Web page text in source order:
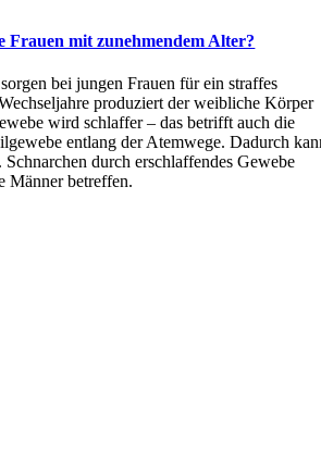
Frauen mit zunehmendem Alter?
bei jungen Frauen für ein straffes
produziert der weibliche Körper
wird schlaffer – das betrifft auch die
entlang der Atemwege. Dadurch
Schnarchen durch erschlaffendes Gewebe
Männer betreffen.